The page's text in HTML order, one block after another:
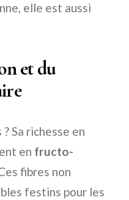
elle est aussi
et du
Sa richesse en
en fructo-
fibres non
festins pour les